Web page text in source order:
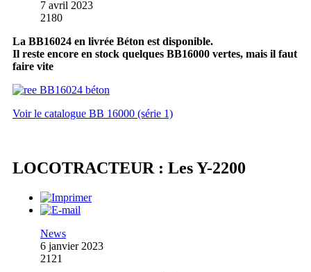
7 avril 2023
2180
La BB16024 en livrée Béton est disponible.
Il reste encore en stock quelques BB16000 vertes, mais il faut
faire vite
Voir le catalogue BB 16000 (série 1)
LOCOTRACTEUR : Les Y-2200
News
6 janvier 2023
2121